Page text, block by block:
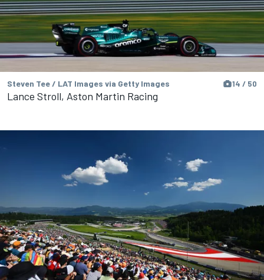
Steven Tee / LAT Images via Getty Images 14 / 50
Lance Stroll, Aston Martin Racing